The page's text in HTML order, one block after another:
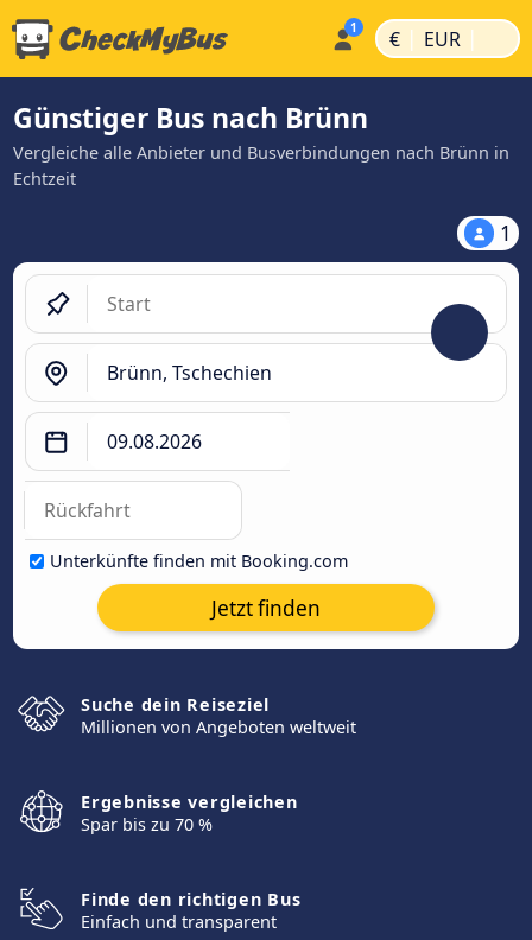
€ | EUR |
Günstiger Bus nach Brünn
Vergleiche alle Anbieter und Busverbindungen nach Brünn in
Echtzeit
1
Unterkünfte finden mit Booking.com
Jetzt finden
Suche dein Reiseziel
Millionen von Angeboten weltweit
Ergebnisse vergleichen
Spar bis zu 70 %
Finde den richtigen Bus
Einfach und transparent